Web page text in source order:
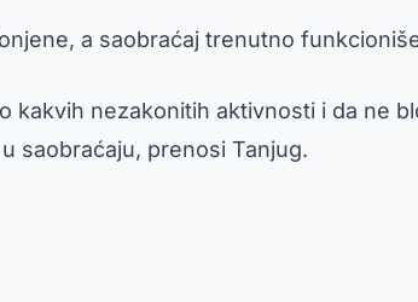
a saobraćaj trenutno
nezakonitih aktivnosti i da ne
saobraćaju, prenosi Tanjug.